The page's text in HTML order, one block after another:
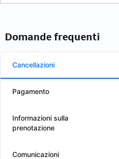
Domande frequenti
Cancellazioni
Pagamento
Informazioni sulla
prenotazione
Comunicazioni